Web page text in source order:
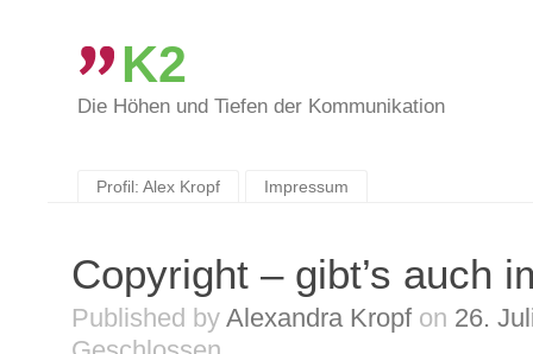
K2
Die Höhen und Tiefen der Kommunikation
Profil: Alex Kropf
Impressum
Copyright – gibt’s auch
Published by Alexandra Kropf on 26.